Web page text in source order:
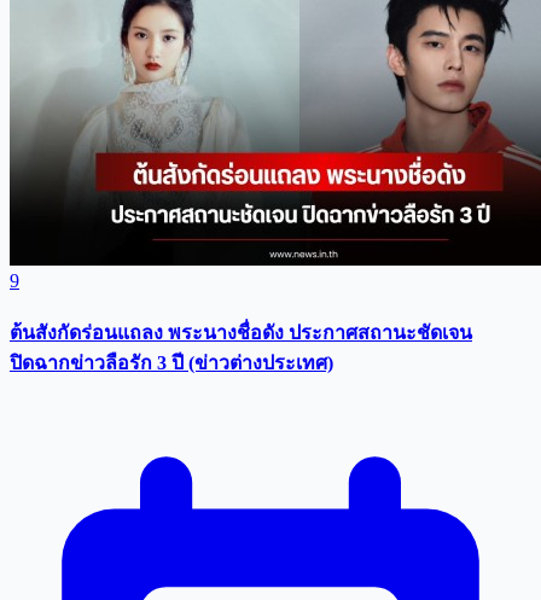
9
ต้นสังกัดร่อนแถลง พระนางชื่อดัง ประกาศสถานะชัดเจน
ปิดฉากข่าวลือรัก 3 ปี (ข่าวต่างประเทศ)